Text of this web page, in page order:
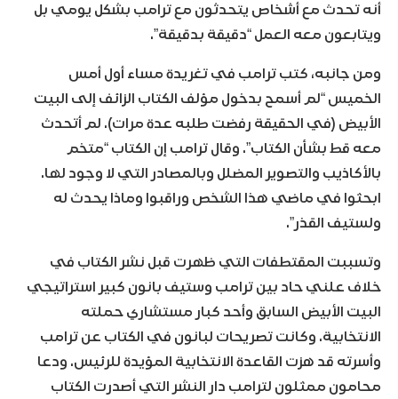
أنه تحدث مع أشخاص يتحدثون مع ترامب بشكل يومي بل
ويتابعون معه العمل “دقيقة بدقيقة”.
ومن جانبه، كتب ترامب في تغريدة مساء أول أمس
الخميس “لم أسمح بدخول مؤلف الكتاب الزائف إلى البيت
الأبيض (في الحقيقة رفضت طلبه عدة مرات). لم أتحدث
معه قط بشأن الكتاب”. وقال ترامب إن الكتاب “متخم
بالأكاذيب والتصوير المضلل وبالمصادر التي لا وجود لها.
ابحثوا في ماضي هذا الشخص وراقبوا وماذا يحدث له
ولستيف القذر”.
وتسببت المقتطفات التي ظهرت قبل نشر الكتاب في
خلاف علني حاد بين ترامب وستيف بانون كبير استراتيجي
البيت الأبيض السابق وأحد كبار مستشاري حملته
الانتخابية. وكانت تصريحات لبانون في الكتاب عن ترامب
وأسرته قد هزت القاعدة الانتخابية المؤيدة للرئيس. ودعا
محامون ممثلون لترامب دار النشر التي أصدرت الكتاب